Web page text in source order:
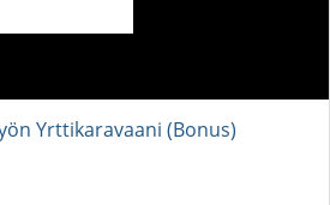
Yrttikaravaani (Bonus)